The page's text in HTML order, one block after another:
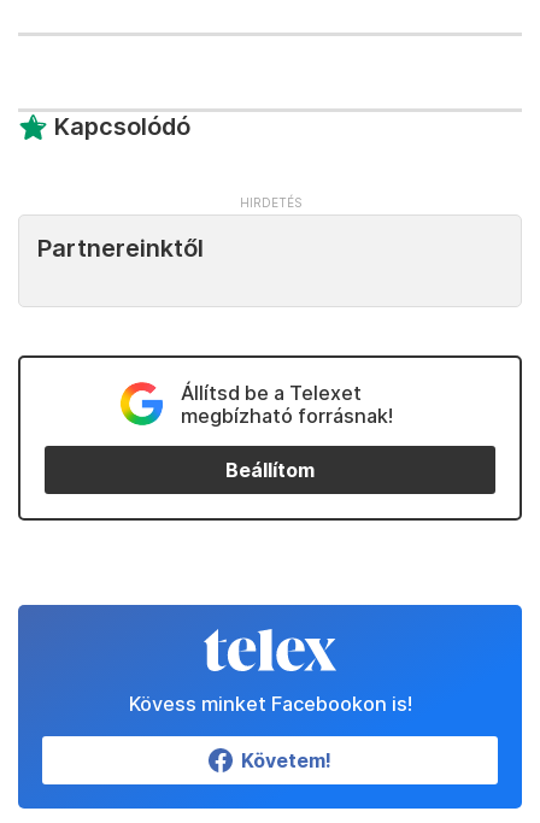
Kapcsolódó
Partnereinktől
Állítsd be a Telexet
megbízható forrásnak!
Beállítom
Kövess minket Facebookon is!
Követem!